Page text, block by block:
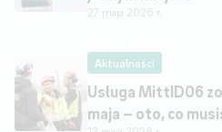
27 maja 2026 r.
Aktualności
Usługa MittID06
maja – oto, co